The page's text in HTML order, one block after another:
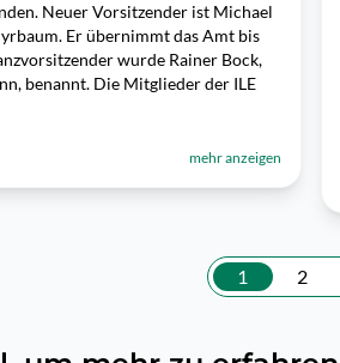
Neuer Vorsitzender ist Michael
Er übernimmt das Amt bis
wurde Rainer Bock,
benannt. Die Mitglieder der ILE
mehr anzeigen
1 2